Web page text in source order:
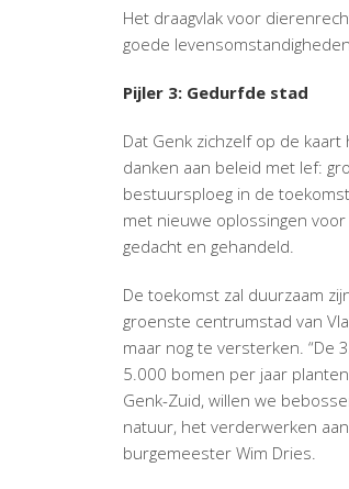
Het draagvlak voor
goede
Pijler 3: Gedurfde stad
Dat Genk zichzelf op de
danken aan beleid met lef:
bestuursploeg in de
met nieuwe oplossingen
gedacht en gehandeld.
De toekomst zal duurzaam
groenste centrumstad van
maar nog te versterken. “De
5.000 bomen per jaar
Genk-Zuid, willen we
natuur, het verderwerken
burgemeester Wim Dries.